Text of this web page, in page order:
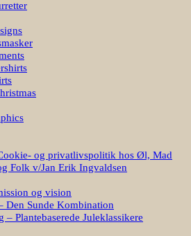
og privatlivspolitik hos Øl, Mad
Folk v/Jan Erik Ingvaldsen
og vision
Sunde Kombination
– Plantebaserede Juleklassikere